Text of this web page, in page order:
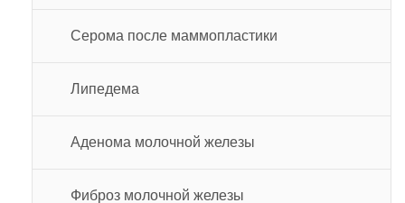
Серома после маммопластики
Липедема
Аденома молочной железы
Фиброз молочной железы